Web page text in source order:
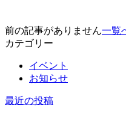
前の記事がありません一覧
カテゴリー
イベント
お知らせ
最近の投稿